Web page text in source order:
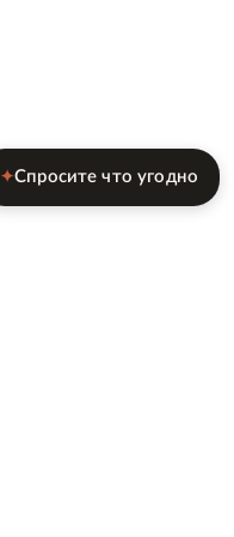
✦Спросите что угодно